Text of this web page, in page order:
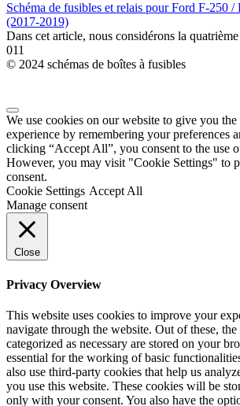
Schéma de fusibles et relais pour Ford F-250
(2017-2019)
Dans cet article, nous considérons la
011
© 2024 schémas de boîtes à fusibles
We use cookies on our website to give you the
experience by remembering your preferences
clicking “Accept All”, you consent to the use
However, you may visit "Cookie Settings" to
consent.
Cookie Settings Accept All
Manage consent
Close
Privacy Overview
This website uses cookies to improve your
navigate through the website. Out of these, the
categorized as necessary are stored on your
essential for the working of basic
also use third-party cookies that help us
you use this website. These cookies will be
only with your consent. You also have the